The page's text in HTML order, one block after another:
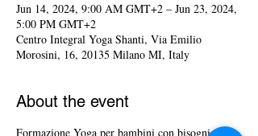
Jun 14, 2024, 9:00 AM GMT+2 – Jun 23, 2024,
5:00 PM GMT+2
Centro Integral Yoga Shanti, Via Emilio
Morosini, 16, 20135 Milano MI, Italy
About the event
Formazione Yoga per bambini con bisogni